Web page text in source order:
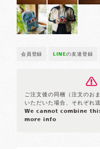
会員登録 LINEの友達登録
ご注文後の同梱（注文のお
いただいた場合、それぞれ
We cannot combine
more info